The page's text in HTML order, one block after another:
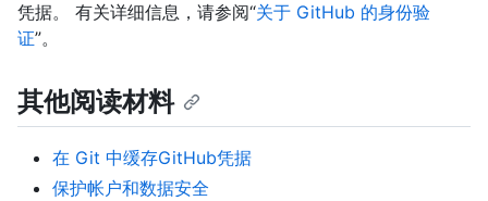
凭据。 有关详细信息，请参阅“关于 GitHub 的身份验
证”。
其他阅读材料
在 Git 中缓存GitHub凭据
保护帐户和数据安全